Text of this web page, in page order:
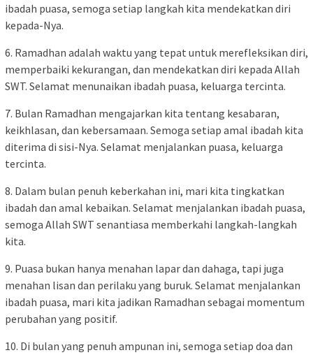
ibadah puasa, semoga setiap langkah kita mendekatkan diri
kepada-Nya.
6. Ramadhan adalah waktu yang tepat untuk merefleksikan diri,
memperbaiki kekurangan, dan mendekatkan diri kepada Allah
SWT. Selamat menunaikan ibadah puasa, keluarga tercinta.
7. Bulan Ramadhan mengajarkan kita tentang kesabaran,
keikhlasan, dan kebersamaan. Semoga setiap amal ibadah kita
diterima di sisi-Nya. Selamat menjalankan puasa, keluarga
tercinta.
8. Dalam bulan penuh keberkahan ini, mari kita tingkatkan
ibadah dan amal kebaikan. Selamat menjalankan ibadah puasa,
semoga Allah SWT senantiasa memberkahi langkah-langkah
kita.
9. Puasa bukan hanya menahan lapar dan dahaga, tapi juga
menahan lisan dan perilaku yang buruk. Selamat menjalankan
ibadah puasa, mari kita jadikan Ramadhan sebagai momentum
perubahan yang positif.
10. Di bulan yang penuh ampunan ini, semoga setiap doa dan